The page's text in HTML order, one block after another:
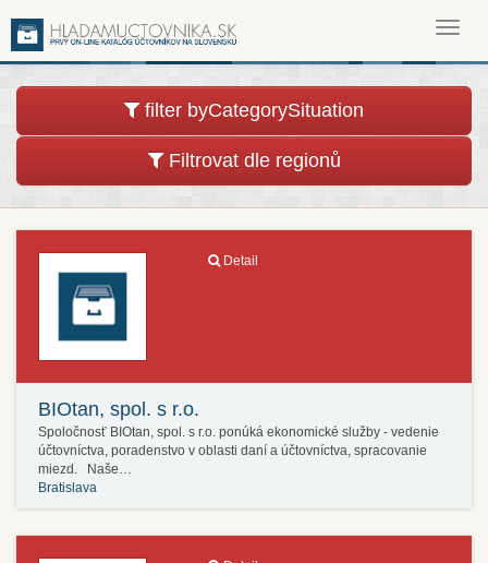
filter byCategorySituation
Filtrovat dle regionů
Detail
BIOtan, spol. s r.o.
Spoločnosť BIOtan, spol. s r.o. ponúká ekonomické služby - vedenie
účtovníctva, poradenstvo v oblasti daní a účtovníctva, spracovanie
miezd. Naše…
Bratislava